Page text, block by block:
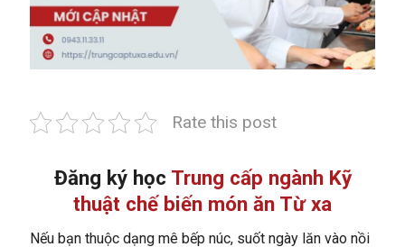
Rate this post
Đăng ký học Trung cấp ngành Kỹ
thuật chế biến món ăn Từ xa
Nếu bạn thuộc dạng mê bếp núc, suốt ngày lăn vào nồi